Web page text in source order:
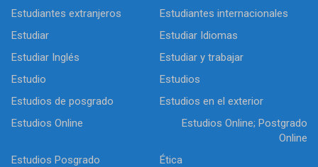
Estudiantes extranjeros
Estudiantes internacionales
Estudiar
Estudiar Idiomas
Estudiar Inglés
Estudiar y trabajar
Estudio
Estudios
Estudios de posgrado
Estudios en el exterior
Estudios Online
Estudios Online; Postgrado
Online
Estudios Posgrado
Ética